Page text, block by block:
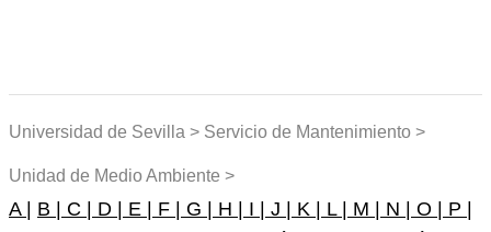
Universidad de Sevilla > Servicio de Mantenimiento >
Unidad de Medio Ambiente >
A | B | C | D | E | F | G | H | I | J | K | L | M | N | O | P |